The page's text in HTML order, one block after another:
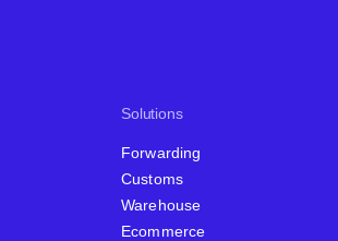
Solutions
Forwarding
Customs
Warehouse
Ecommerce